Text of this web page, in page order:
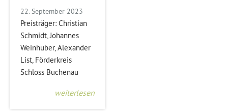
22. September 2023
Preisträger: Christian
Schmidt, Johannes
Weinhuber, Alexander
List, Förderkreis
Schloss Buchenau
weiterlesen